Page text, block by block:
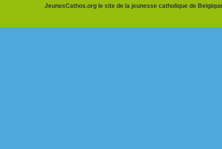
JeunesCathos.org le site de la jeunesse catholique de